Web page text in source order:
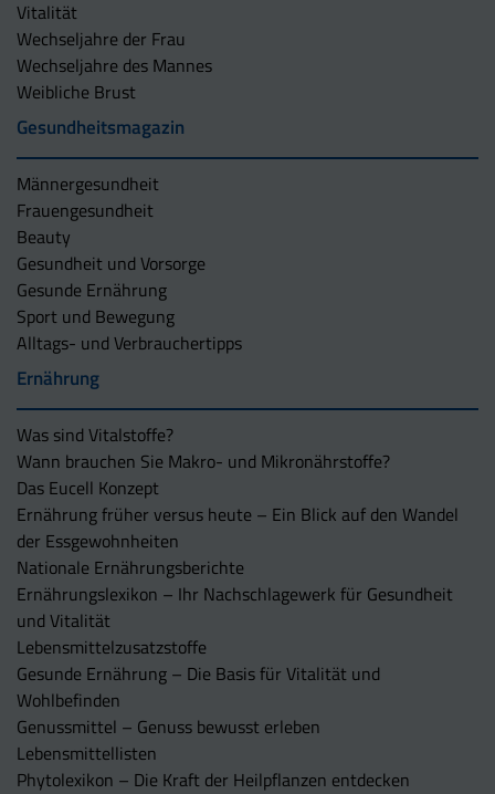
Vitalität
Wechseljahre der Frau
Wechseljahre des Mannes
Weibliche Brust
Gesundheitsmagazin
Männergesundheit
Frauengesundheit
Beauty
Gesundheit und Vorsorge
Gesunde Ernährung
Sport und Bewegung
Alltags- und Verbrauchertipps
Ernährung
Was sind Vitalstoffe?
Wann brauchen Sie Makro- und Mikronährstoffe?
Das Eucell Konzept
Ernährung früher versus heute – Ein Blick auf den Wandel
der Essgewohnheiten
Nationale Ernährungsberichte
Ernährungslexikon – Ihr Nachschlagewerk für Gesundheit
und Vitalität
Lebensmittelzusatzstoffe
Gesunde Ernährung – Die Basis für Vitalität und
Wohlbefinden
Genussmittel – Genuss bewusst erleben
Lebensmittellisten
Phytolexikon – Die Kraft der Heilpflanzen entdecken